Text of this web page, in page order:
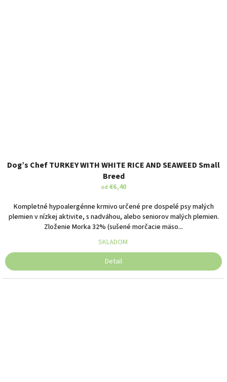
Dog’s Chef TURKEY WITH WHITE RICE AND SEAWEED Small
Breed
od €6,40
Kompletné hypoalergénne krmivo určené pre dospelé psy malých
plemien v nízkej aktivite, s nadváhou, alebo seniorov malých plemien.
Zloženie Morka 32% (sušené morčacie mäso...
SKLADOM
Detail